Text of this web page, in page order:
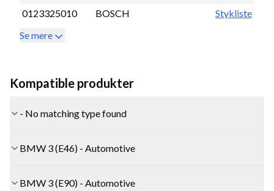
0123325010
BOSCH
Stykliste
Se mere
Kompatible produkter
- No matching type found
BMW 3 (E46) - Automotive
BMW 3 (E90) - Automotive